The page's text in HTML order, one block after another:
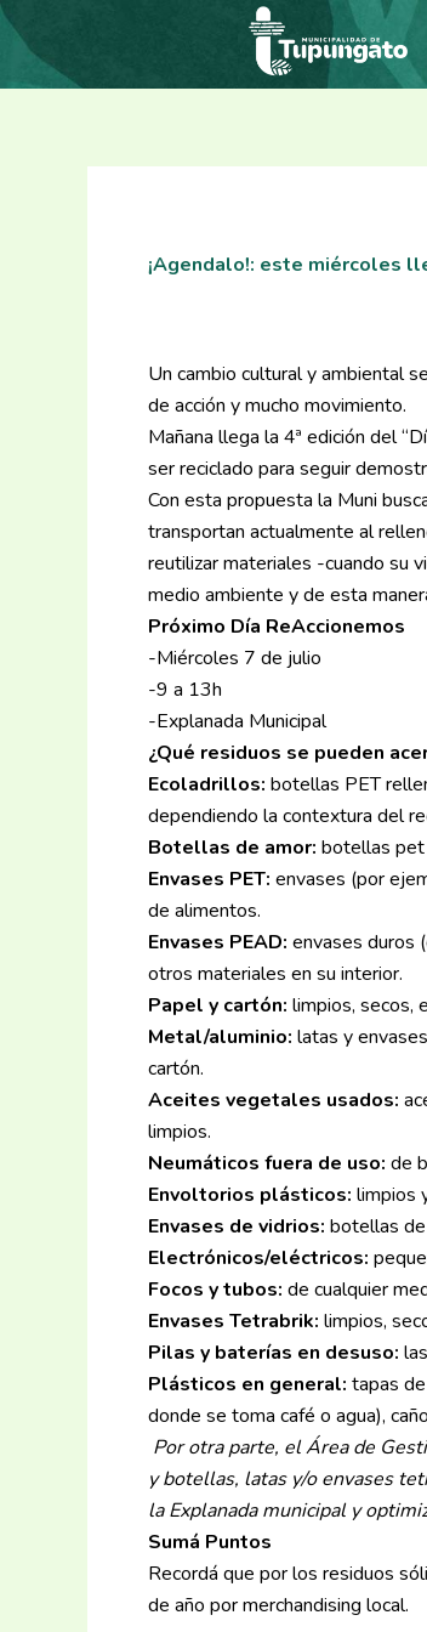
Ir
contenido
¡Agendalo!: este miércoles
Un cambio cultural y ambiental
de acción y mucho movimiento.
Mañana llega la 4ª edición del
ser reciclado para seguir
Con esta propuesta la Muni
transportan actualmente al
reutilizar materiales -cuando su
medio ambiente y de esta
Próximo Día ReAccionemos
-Miércoles 7 de julio
-9 a 13h
-Explanada Municipal
¿Qué residuos se pueden
Ecoladrillos: botellas PET
dependiendo la contextura del
Botellas de amor: botellas pet
Envases PET: envases (por
de alimentos.
Envases PEAD: envases duros
otros materiales en su interior.
Papel y cartón: limpios, secos,
Metal/aluminio: latas y
cartón.
Aceites vegetales usados:
limpios.
Neumáticos fuera de uso: de
Envoltorios plásticos: limpios
Envases de vidrios: botellas
Electrónicos/eléctricos:
Focos y tubos: de cualquier
Envases Tetrabrik: limpios,
Pilas y baterías en desuso:
Plásticos en general: tapas
donde se toma café o agua),
Por otra parte, el Área de
y botellas, latas y/o envases
la Explanada municipal y
Sumá Puntos
Recordá que por los residuos
de año por merchandising local.